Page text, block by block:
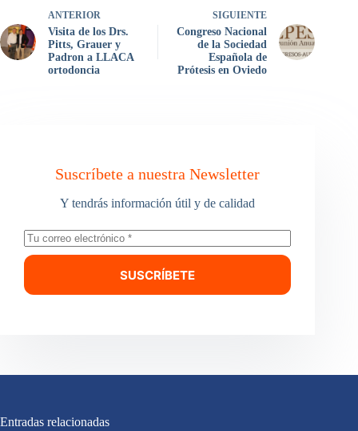
ANTERIOR
Visita de los Drs.
Pitts, Grauer y
Padron a LLACA
ortodoncia
SIGUIENTE
Congreso Nacional
de la Sociedad
Española de
Prótesis en Oviedo
Suscríbete a nuestra Newsletter
Y tendrás información útil y de calidad
SUSCRÍBETE
Entradas relacionadas